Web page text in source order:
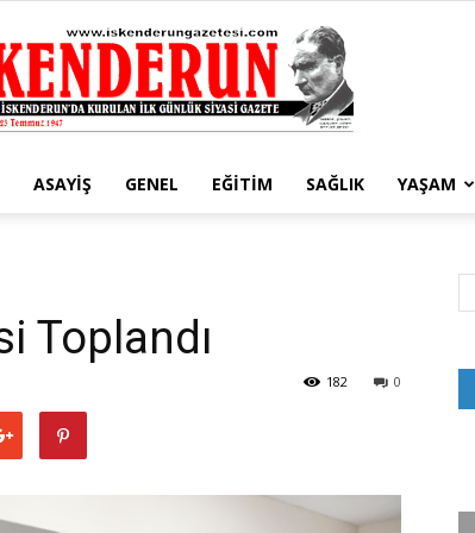
ASAYIŞ GENEL EĞITIM SAĞLIK YAŞAM
Toplandı
0
182